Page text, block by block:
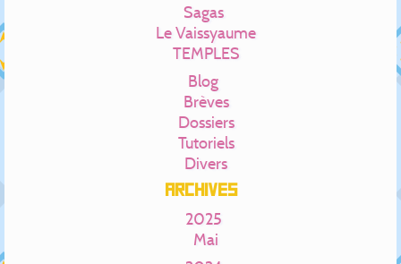
Sagas
Le Vaissyaume
TEMPLES
Blog
Brèves
Dossiers
Tutoriels
Divers
Archives
2025
Mai